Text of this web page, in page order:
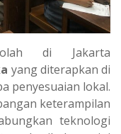
di Jakarta
yang diterapkan di
penyesuaian lokal.
keterampilan
teknologi